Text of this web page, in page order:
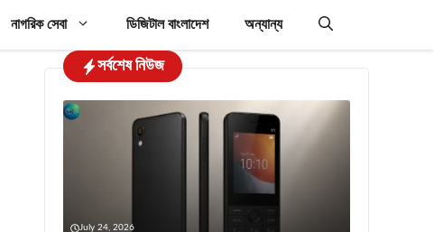
নাগরিক সেবা ডিজিটাল বাংলাদেশ অন্যান্য
সর্বশেষ নিউজ
July 24, 2026